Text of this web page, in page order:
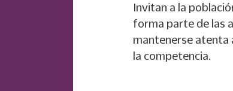
Invitan a la
forma parte de las
mantenerse atenta
la competencia.